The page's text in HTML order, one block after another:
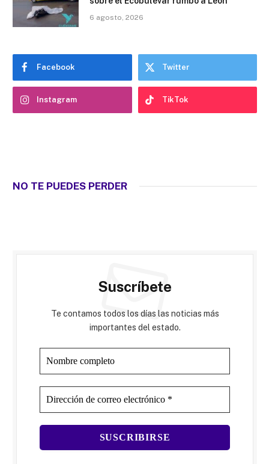
6 agosto, 2026
Facebook Twitter
Instagram TikTok
NO TE PUEDES PERDER
Suscríbete
Te contamos todos los días las noticias más
importantes del estado.